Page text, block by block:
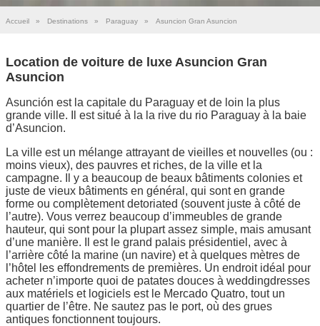
Accueil » Destinations » Paraguay » Asuncion Gran Asuncion
Location de voiture de luxe Asuncion Gran
Asuncion
Asunción est la capitale du Paraguay et de loin la plus
grande ville. Il est situé à la la rive du rio Paraguay à la baie
d’Asuncion.
La ville est un mélange attrayant de vieilles et nouvelles (ou :
moins vieux), des pauvres et riches, de la ville et la
campagne. Il y a beaucoup de beaux bâtiments colonies et
juste de vieux bâtiments en général, qui sont en grande
forme ou complètement detoriated (souvent juste à côté de
l’autre). Vous verrez beaucoup d’immeubles de grande
hauteur, qui sont pour la plupart assez simple, mais amusant
d’une manière. Il est le grand palais présidentiel, avec à
l’arrière côté la marine (un navire) et à quelques mètres de
l’hôtel les effondrements de premières. Un endroit idéal pour
acheter n’importe quoi de patates douces à weddingdresses
aux matériels et logiciels est le Mercado Quatro, tout un
quartier de l’être. Ne sautez pas le port, où des grues
antiques fonctionnent toujours.